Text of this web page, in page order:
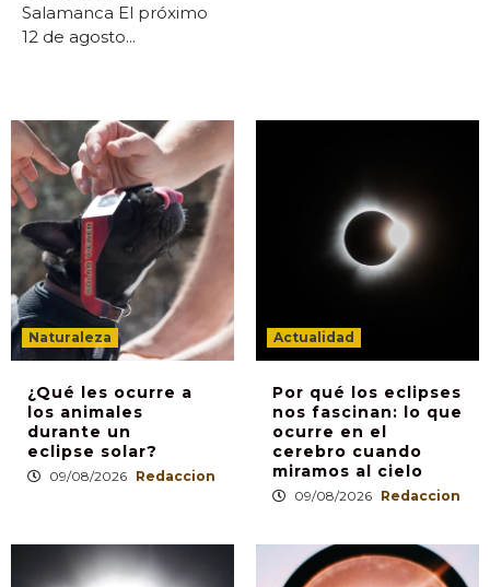
Salamanca El próximo
12 de agosto...
Naturaleza
¿Qué les ocurre a
los animales
durante un
eclipse solar?
09/08/2026 Redaccion
Actualidad
Por qué los eclipses
nos fascinan: lo que
ocurre en el
cerebro cuando
miramos al cielo
09/08/2026 Redaccion